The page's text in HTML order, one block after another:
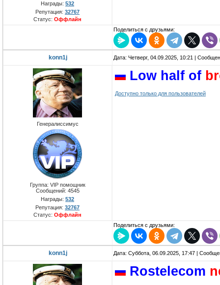
Награды: 532
Репутация: 32767
Статус: Оффлайн
Поделиться с друзьями:
konn1j Дата: Четверг, 04.09.2025, 10:21 |
Генералиссимус
Группа: VIP помощник
Сообщений: 4545
Награды: 532
Репутация: 32767
Статус: Оффлайн
Low half of
Доступно только для пользователей
Поделиться с друзьями:
konn1j Дата: Суббота, 06.09.2025, 17:47 |
Rostelecom